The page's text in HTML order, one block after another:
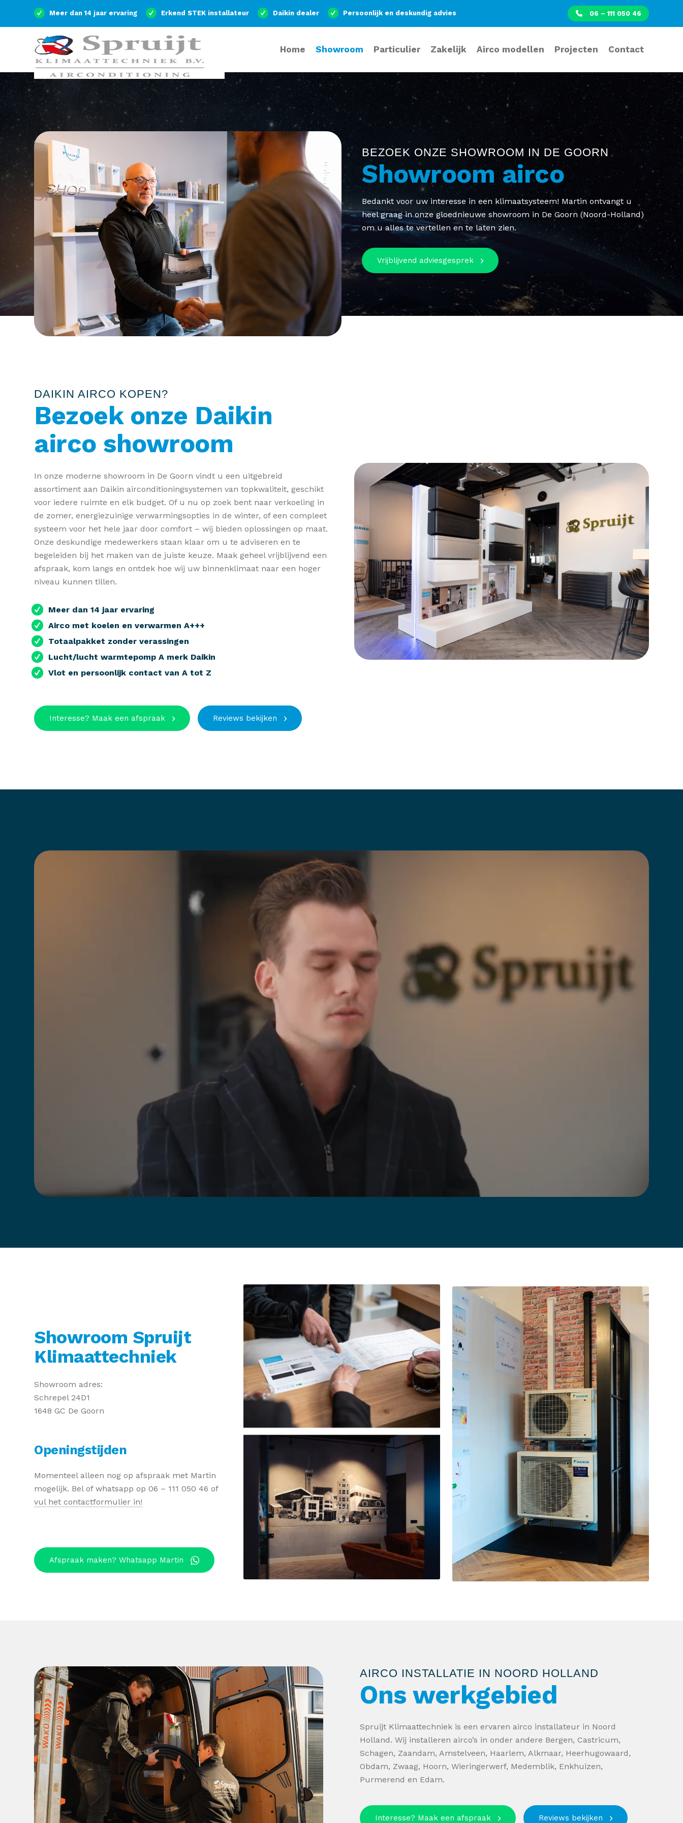
06 – 111 050 46
Meer dan 14 jaar ervaring Erkend STEK installateur Daikin dealer Persoonlijk en deskundig advies
Home Showroom Particulier Zakelijk Airco modellen Projecten Contact
BEZOEK ONZE SHOWROOM IN DE GOORN
Showroom airco
Bedankt voor uw interesse in een klimaatsysteem! Martin ontvangt u
heel graag in onze gloednieuwe showroom in De Goorn (Noord-Holland)
om u alles te vertellen en te laten zien.
Vrijblijvend adviesgesprek
DAIKIN AIRCO KOPEN?
Bezoek onze Daikin
airco showroom
In onze moderne showroom in De Goorn vindt u een uitgebreid
assortiment aan Daikin airconditioningsystemen van topkwaliteit, geschikt
voor iedere ruimte en elk budget. Of u nu op zoek bent naar verkoeling in
de zomer, energiezuinige verwarmingsopties in de winter, of een compleet
systeem voor het hele jaar door comfort – wij bieden oplossingen op maat.
Onze deskundige medewerkers staan klaar om u te adviseren en te
begeleiden bij het maken van de juiste keuze. Maak geheel vrijblijvend een
afspraak, kom langs en ontdek hoe wij uw binnenklimaat naar een hoger
niveau kunnen tillen.
Meer dan 14 jaar ervaring
Airco met koelen en verwarmen A+++
Totaalpakket zonder verassingen
Lucht/lucht warmtepomp A merk Daikin
Vlot en persoonlijk contact van A tot Z
Interesse? Maak een afspraak Reviews bekijken
Showroom Spruijt
Klimaattechniek
Showroom adres:
Schrepel 24D1
1648 GC De Goorn
Openingstijden
Momenteel alleen nog op afspraak met Martin
mogelijk. Bel of whatsapp op 06 – 111 050 46 of
vul het contactformulier in!
Afspraak maken? Whatsapp Martin
AIRCO INSTALLATIE IN NOORD HOLLAND
Ons werkgebied
Spruijt Klimaattechniek is een ervaren airco installateur in Noord
Holland. Wij installeren airco’s in onder andere Bergen, Castricum,
Schagen, Zaandam, Amstelveen, Haarlem, Alkmaar, Heerhugowaard,
Obdam, Zwaag, Hoorn, Wieringerwerf, Medemblik, Enkhuizen,
Purmerend en Edam.
Interesse? Maak een afspraak Reviews bekijken